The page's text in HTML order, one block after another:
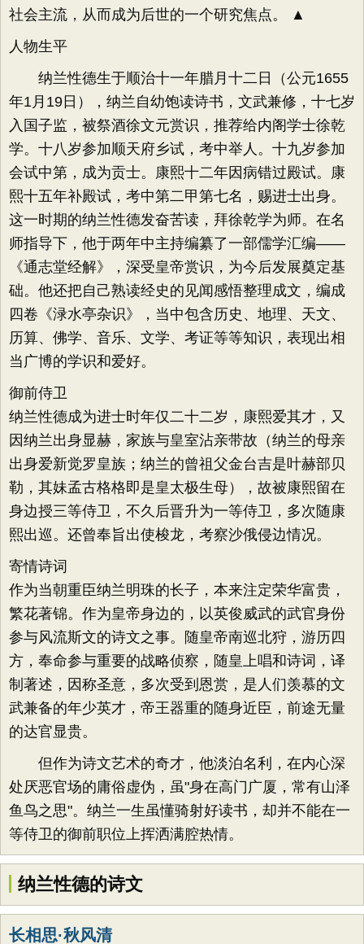
社会主流，从而成为后世的一个研究焦点。 ▲
人物生平
纳兰性德生于顺治十一年腊月十二日（公元1655
年1月19日），纳兰自幼饱读诗书，文武兼修，十七岁
入国子监，被祭酒徐文元赏识，推荐给内阁学士徐乾
学。十八岁参加顺天府乡试，考中举人。十九岁参加
会试中第，成为贡士。康熙十二年因病错过殿试。康
熙十五年补殿试，考中第二甲第七名，赐进士出身。
这一时期的纳兰性德发奋苦读，拜徐乾学为师。在名
师指导下，他于两年中主持编纂了一部儒学汇编——
《通志堂经解》，深受皇帝赏识，为今后发展奠定基
础。他还把自己熟读经史的见闻感悟整理成文，编成
四卷《渌水亭杂识》，当中包含历史、地理、天文、
历算、佛学、音乐、文学、考证等等知识，表现出相
当广博的学识和爱好。
御前侍卫
纳兰性德成为进士时年仅二十二岁，康熙爱其才，又
因纳兰出身显赫，家族与皇室沾亲带故（纳兰的母亲
出身爱新觉罗皇族；纳兰的曾祖父金台吉是叶赫部贝
勒，其妹孟古格格即是皇太极生母），故被康熙留在
身边授三等侍卫，不久后晋升为一等侍卫，多次随康
熙出巡。还曾奉旨出使梭龙，考察沙俄侵边情况。
寄情诗词
作为当朝重臣纳兰明珠的长子，本来注定荣华富贵，
繁花著锦。作为皇帝身边的，以英俊威武的武官身份
参与风流斯文的诗文之事。随皇帝南巡北狩，游历四
方，奉命参与重要的战略侦察，随皇上唱和诗词，译
制著述，因称圣意，多次受到恩赏，是人们羡慕的文
武兼备的年少英才，帝王器重的随身近臣，前途无量
的达官显贵。
但作为诗文艺术的奇才，他淡泊名利，在内心深
处厌恶官场的庸俗虚伪，虽"身在高门广厦，常有山泽
鱼鸟之思"。纳兰一生虽懂骑射好读书，却并不能在一
等侍卫的御前职位上挥洒满腔热情。
纳兰性德的诗文
长相思·秋风清